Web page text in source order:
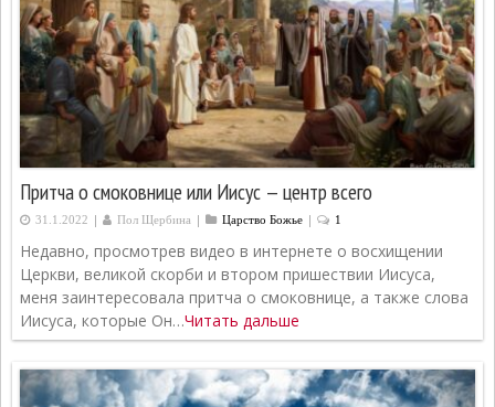
Притча о смоковнице или Иисус — центр всего
31.1.2022 | Пол Щербина | Царство Божье | 1
Недавно, просмотрев видео в интернете о восхищении
Церкви, великой скорби и втором пришествии Иисуса,
меня заинтересовала притча о смоковнице, а также слова
Иисуса, которые Он…Читать дальше